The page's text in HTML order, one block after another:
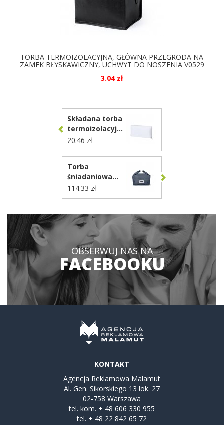
TORBA TERMOIZOLACYJNA, GŁÓWNA PRZEGRODA NA
ZAMEK BŁYSKAWICZNY, UCHWYT DO NOSZENIA V0529
3.04 zł
Składana torba
termoizolacyjna
RPET, torba na
zakupy VA746
20.46 zł
Torba
śniadaniowa
Black+Blum
RPET P439.0602
114.33 zł
OBSERWUJ NAS NA
FACEBOOKU
KONTAKT
Agencja Reklamowa Malamut
Al. Gen. Sikorskiego 13 lok. 27
02-758 Warszawa
tel. kom. + 48 606 330 955
tel. + 48 22 842 65 72